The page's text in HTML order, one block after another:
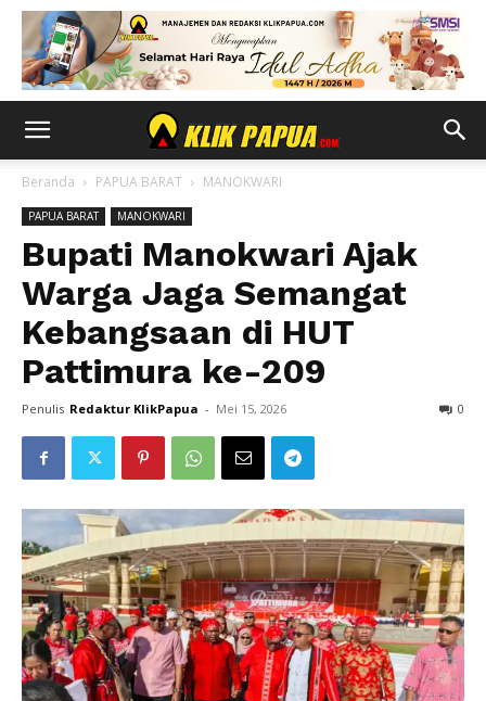
Beranda PAPUA BARAT MANOKWARI
PAPUA BARAT MANOKWARI
Bupati Manokwari Ajak
Warga Jaga Semangat
Kebangsaan di HUT
Pattimura ke-209
Penulis Redaktur KlikPapua - Mei 15, 2026 0